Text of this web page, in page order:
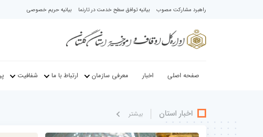
راهبرد مشارکت مصوب بیانیه توافق سطح خدمت در تارنما بیانیه حریم خصوصی
صفحه اصلی اخبار معرفی سازمان ارتباط با ما شفافیت
اخبار استان بيشتر